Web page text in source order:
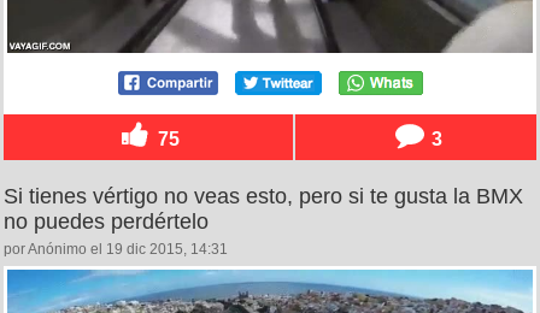
75 3
Si tienes vértigo no veas esto, pero si te gusta la BMX
no puedes perdértelo
por Anónimo el 19 dic 2015, 14:31